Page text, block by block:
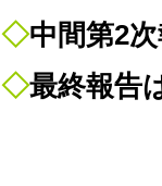
◇中間第2
◇最終報告